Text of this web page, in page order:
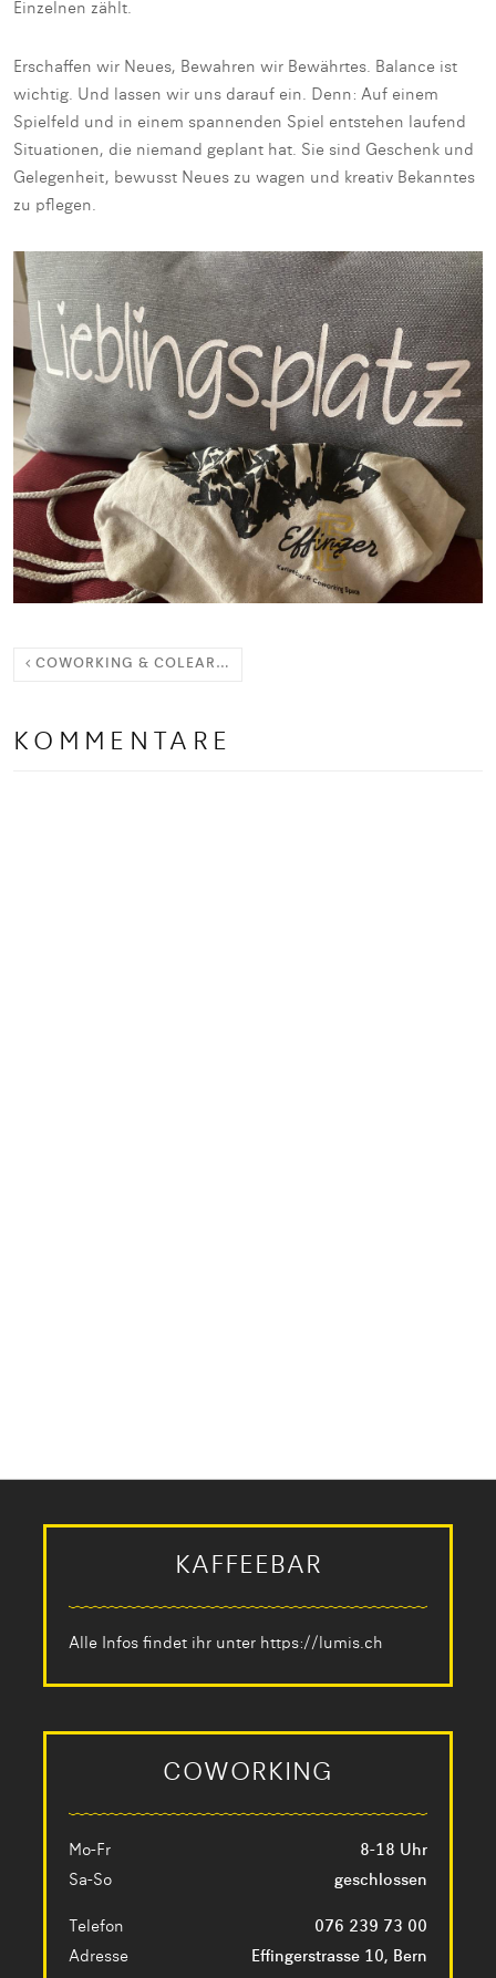
Einzelnen zählt.
Erschaffen wir Neues, Bewahren wir Bewährtes. Balance ist
wichtig. Und lassen wir uns darauf ein. Denn: Auf einem
Spielfeld und in einem spannenden Spiel entstehen laufend
Situationen, die niemand geplant hat. Sie sind Geschenk und
Gelegenheit, bewusst Neues zu wagen und kreativ Bekanntes
zu pflegen.
COWORKING & COLEARNING SPACE EFFINGER (TEIL 3)
KOMMENTARE
COWORKING
Mo-Fr
8-18 Uhr
Sa-So
geschlossen
Telefon
076 239 73 00
Adresse
Effingerstrasse 10, Bern
KAFFEEBAR
Alle Infos findet ihr unter https://lumis.ch